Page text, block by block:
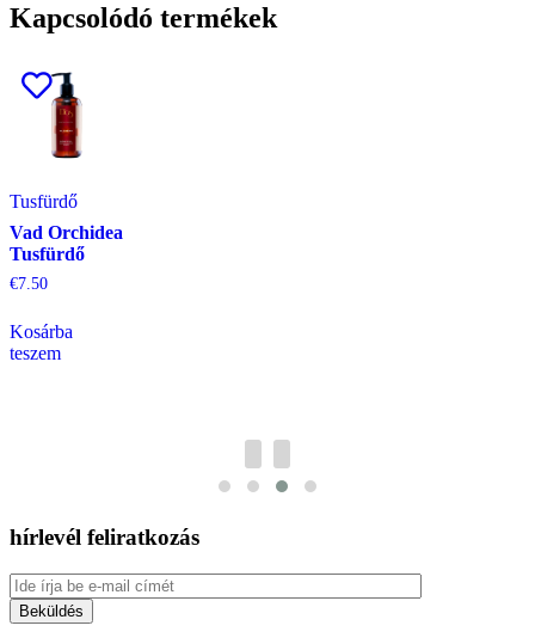
Kapcsolódó termékek
Tusfürdő
Vad Orchidea
Tusfürdő
€7.50
Kosárba
teszem
hírlevél feliratkozás